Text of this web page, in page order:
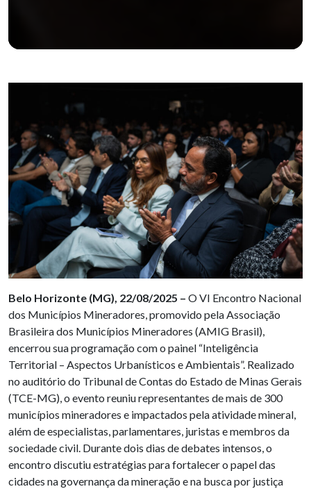
Belo Horizonte (MG), 22/08/2025 – O VI Encontro Nacional
dos Municípios Mineradores, promovido pela Associação
Brasileira dos Municípios Mineradores (AMIG Brasil),
encerrou sua programação com o painel “Inteligência
Territorial – Aspectos Urbanísticos e Ambientais”. Realizado
no auditório do Tribunal de Contas do Estado de Minas Gerais
(TCE-MG), o evento reuniu representantes de mais de 300
municípios mineradores e impactados pela atividade mineral,
além de especialistas, parlamentares, juristas e membros da
sociedade civil. Durante dois dias de debates intensos, o
encontro discutiu estratégias para fortalecer o papel das
cidades na governança da mineração e na busca por justiça